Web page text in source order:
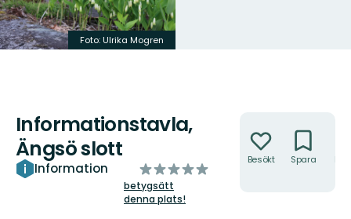
Foto: Ulrika Mogren
Informationstavla,
Ängsö slott
Information
av
5
stjärnor
betygsätt
denna plats!
Besökt Spara